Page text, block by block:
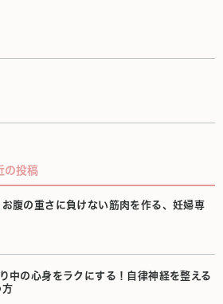
の投稿
腹の重さに負けない筋肉を作る、妊婦専
中の心身をラクにする！自律神経を整える
方